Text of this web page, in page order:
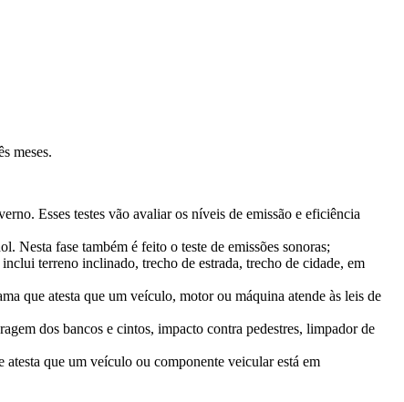
meses.
Esses testes vão avaliar os níveis de emissão e eficiência
Nesta fase também é feito o teste de emissões sonoras;
terreno inclinado, trecho de estrada, trecho de cidade, em
que atesta que um veículo, motor ou máquina atende às leis de
dos bancos e cintos, impacto contra pedestres, limpador de
que um veículo ou componente veicular está em